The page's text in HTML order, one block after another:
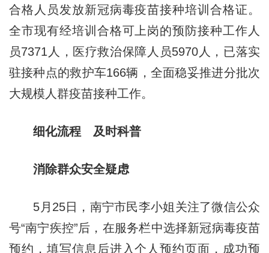
合格人员发放新冠病毒疫苗接种培训合格证。
全市现有经培训合格可上岗的预防接种工作人
员7371人，医疗救治保障人员5970人，已落实
驻接种点的救护车166辆，全面稳妥推进分批次
大规模人群疫苗接种工作。
细化流程 及时科普
消除群众安全疑虑
5月25日，南宁市民李小姐关注了微信公众
号“南宁疾控”后，在服务栏中选择新冠病毒疫苗
预约，填写信息后进入个人预约页面，成功预